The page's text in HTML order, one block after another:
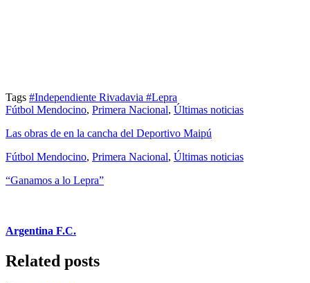
Tags #Independiente Rivadavia #Lepra
Fútbol Mendocino, Primera Nacional, Últimas noticias
Las obras de en la cancha del Deportivo Maipú
Fútbol Mendocino, Primera Nacional, Últimas noticias
“Ganamos a lo Lepra”
Argentina F.C.
Related posts